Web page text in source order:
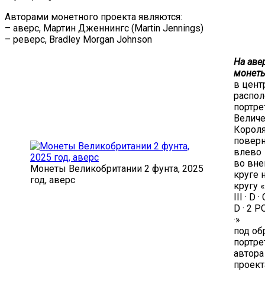
Авторами монетного проекта являются:
– аверс, Мартин Дженнингс (Martin Jennings)
– реверс, Bradley Morgan Johnson
Монеты Великобритании 2 фунта, 2025
год, аверс
На
в
влево
во
круге
кругу
III · D ·
D · 2
·»
под